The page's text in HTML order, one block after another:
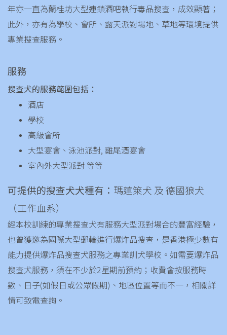
年亦一直為蘭桂坊大型連鎖酒吧執行毒品搜查，成效顯著；
此外，亦有為學校、會所、露天派對場地、草地等環境提供
專業搜查服務。
服務
搜查犬的服務範圍包括：
酒店
學校
高級會所
大型宴會、泳池派對, 雞尾酒宴會
室內外大型派對 等等
可提供的搜查犬犬種有： 瑪蓮箂犬 及 德國狼犬
（工作血系）
經本校訓練的專業搜查犬有服務大型派對場合的豐富經驗，
也曾獲邀為國際大型郵輪進行爆炸品搜查，是香港極少數有
能力提供爆炸品搜查犬服務之專業訓犬學校。如需要爆炸品
搜查犬服務，須在不少於2星期前預約；收費會按服務時
數、日子(如假日或公眾假期)、地區位置等而不一，相關詳
情可致電查詢。